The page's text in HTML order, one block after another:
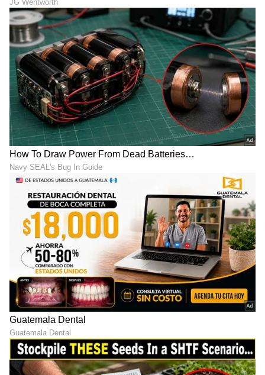
ಮೊದಲ ಟೆಸ್ಟ್‌ನಲ್ಲಿ ಹೆಚ್ಚು ಕಮಾಲ್ ಮಾಡಲು
ಸಾಧ್ಯವಾಗಿರಲಿಲ್ಲ. ಹೀಗಿದ್ದೂ ಅಯ್ಯರ್‌ಗೆ ಮತ್ತೊಂದು
ಅವಕಾಶ ಸಿಗುವುದು ಬಹುತೇಕ ಖಚಿತ
7
11
7. ರವೀಂದ್ರ ಜಡೇಜಾ
ಮೊಹಾಲಿ ಟೆಸ್ಟ್‌ ಪಂದ್ಯದಲ್ಲೇ ಅಜೇಯ 175 ರನ್ ಹಾಗೂ
ಬೌಲಿಂಗ್‌ನಲ್ಲಿ 9 ವಿಕೆಟ್ ಕಬಳಿಸಿದ್ದ ರವೀಂದ್ರ ಜಡೇಜಾ, ಟೆಸ್ಟ್
ಆಲ್ರೌಂಡರ್ ಶ್ರೇಯಾಂಕದಲ್ಲಿ ನಂ.1 ಸ್ಥಾನಕ್ಕೇರಿದ್ದಾರೆ. ಜಡೇಜಾ
ತಮ್ಮ ಫಾರ್ಮ್ ಮುಂದುವರೆಸಿಕೊಂಡು ಹೋಗಲು
ತುದಿಗಾಲಿನಲ್ಲಿ ನಿಂತಿದ್ದಾರೆ.